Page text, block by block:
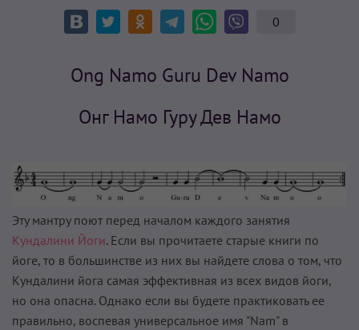
0
Ong Namo Guru Dev Namo
Онг Намо Гуру Дев Намо
Эту мантру поют перед началом каждого занятия
Кундалини Йоги. Если вы прочитаете старые книги по
йоге, то в большинстве из них вы найдете слова о том, что
Кундалини йога самая эффективная из всех видов йоги,
но она опасна. Однако если вы будете практиковать ее
правильно, воспевая универсальное имя "Nam" в